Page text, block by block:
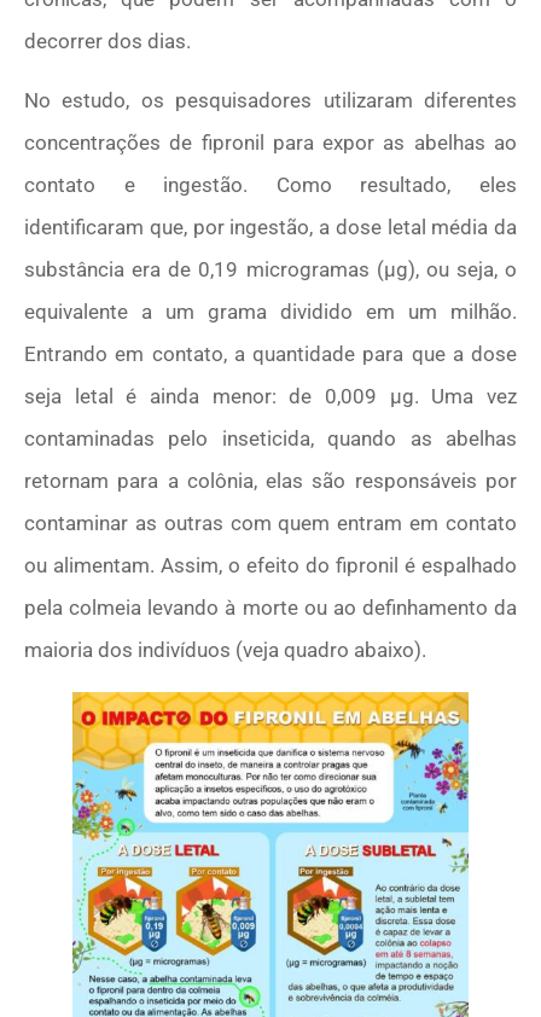
decorrer dos dias.
No estudo, os pesquisadores utilizaram diferentes
concentrações de fipronil para expor as abelhas ao
contato e ingestão. Como resultado, eles
identificaram que, por ingestão, a dose letal média da
substância era de 0,19 microgramas (μg), ou seja, o
equivalente a um grama dividido em um milhão.
Entrando em contato, a quantidade para que a dose
seja letal é ainda menor: de 0,009 μg. Uma vez
contaminadas pelo inseticida, quando as abelhas
retornam para a colônia, elas são responsáveis por
contaminar as outras com quem entram em contato
ou alimentam. Assim, o efeito do fipronil é espalhado
pela colmeia levando à morte ou ao definhamento da
maioria dos indivíduos (veja quadro abaixo).